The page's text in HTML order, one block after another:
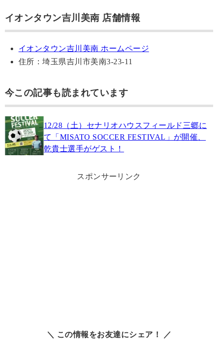
イオンタウン吉川美南 店舗情報
イオンタウン吉川美南 ホームページ
住所：埼玉県吉川市美南3-23-11
今この記事も読まれています
12/28（土）セナリオハウスフィールド三郷に
て「MISATO SOCCER FESTIVAL」が開催、
乾貴士選手がゲスト！
スポンサーリンク
＼ この情報をお友達にシェア！ ／